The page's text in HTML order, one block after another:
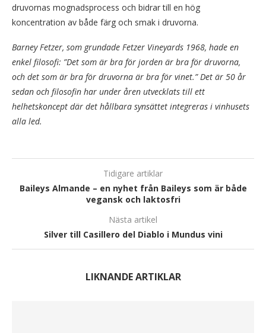
druvornas mognadsprocess och bidrar till en hög
koncentration av både färg och smak i druvorna.
Barney Fetzer, som grundade Fetzer Vineyards 1968, hade en
enkel filosofi: ”Det som är bra för jorden är bra för druvorna,
och det som är bra för druvorna är bra för vinet.” Det är 50 år
sedan och filosofin har under åren utvecklats till ett
helhetskoncept där det hållbara synsättet integreras i vinhusets
alla led.
Tidigare artiklar
Baileys Almande – en nyhet från Baileys som är både
vegansk och laktosfri
Nästa artikel
Silver till Casillero del Diablo i Mundus vini
LIKNANDE ARTIKLAR